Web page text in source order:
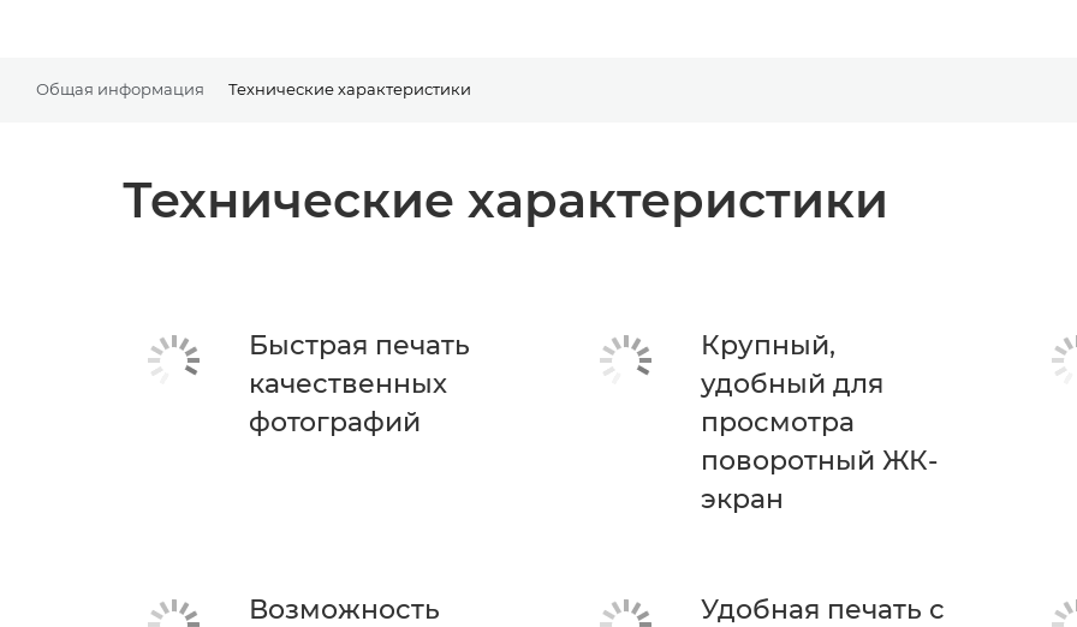
Общая информация Технические характеристики
Технические характеристики
Быстрая печать
качественных
фотографий
Крупный,
удобный для
просмотра
поворотный ЖК-
экран
Возможность
Удобная печать с